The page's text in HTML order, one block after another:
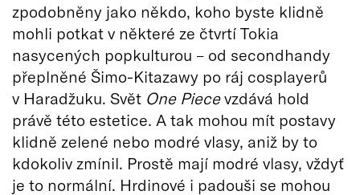
zpodobněny jako někdo, koho byste klidně
mohli potkat v některé ze čtvrtí Tokia
nasycených popkulturou – od secondhandy
přeplněné Šimo-Kitazawy po ráj cosplayerů
v Haradžuku. Svět One Piecevzdává hold
právě této estetice. A tak mohou mít postavy
klidně zelené nebo modré vlasy, aniž by to
kdokoliv zmínil. Prostě mají modré vlasy, vždyť
je to normální. Hrdinové i padouši se mohou